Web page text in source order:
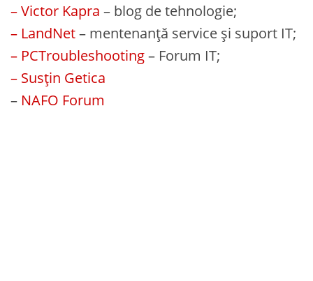
– Victor Kapra – blog de tehnologie;
– LandNet– mentenanță service și suport IT;
– PCTroubleshooting– Forum IT;
– Susțin Getica
– NAFO Forum